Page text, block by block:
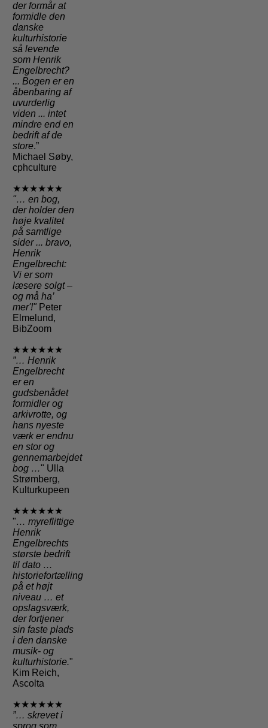
der formår at
formidle den
danske
kulturhistorie
så levende
som Henrik
Engelbrecht?
... Bogen er en
åbenbaring af
uvurderlig
viden ... intet
mindre end en
bedrift af de
store.”
Michael Søby,
cphculture
★★★★★★
"… en bog,
der holder den
høje kvalitet
på samtlige
sider ... bravo,
Henrik
Engelbrecht:
Vi er som
læsere solgt –
og må ha’
mer'!" Peter
Elmelund,
BibZoom
★★★★★★
”… Henrik
Engelbrecht
er en
gudsbenådet
formidler og
arkivrotte, og
hans nyeste
værk er endnu
en stor og
gennemarbejdet
bog …" Ulla
Strømberg,
Kulturkupeen
★★★★★★
"… myreflittige
Henrik
Engelbrechts
største bedrift
til dato …
historiefortælling
på et højt
niveau … et
opslagsværk,
der fortjener
sin faste plads
i den danske
musik- og
kulturhistorie."
Kim Reich,
Ascolta
★★★★★★
”… skrevet i